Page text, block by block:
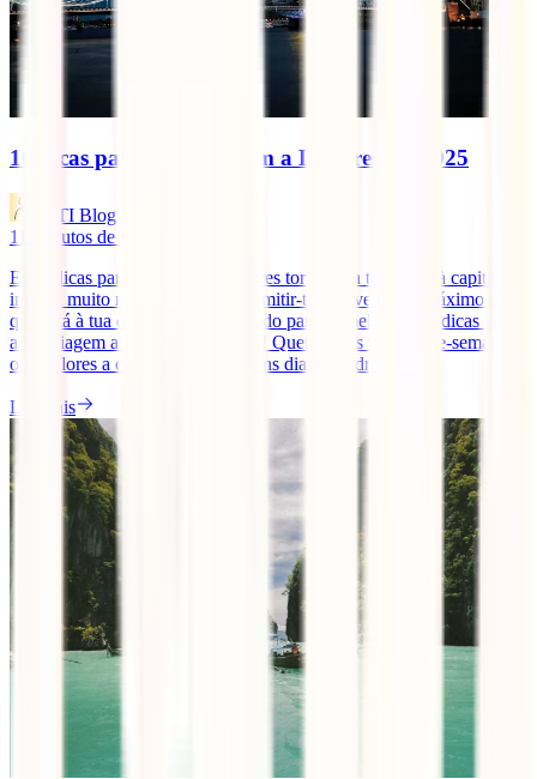
10 dicas para a tua viagem a Londres em 2025
IATI Blog
11
minutos de leitura
Estas dicas para viajar para Londres tornarão a tua visita à capital
inglesa muito mais fácil e vão permitir-te aproveitar ao máximo o
que está à tua disposição. Preparado para as melhores 10 dicas para
a tua viagem a Londres? Let´s go! Quer passes um fim-de-semana
ou explores a cidade durante alguns dias, Londres é [...]
Ler mais